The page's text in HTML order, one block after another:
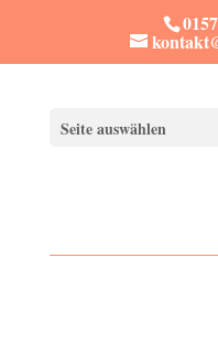
Seite auswählen